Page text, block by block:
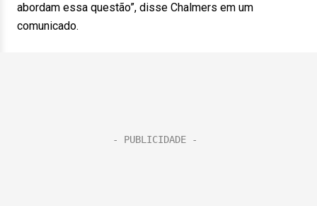
abordam essa questão”, disse Chalmers em um
comunicado.